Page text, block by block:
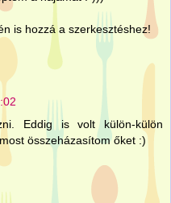
is hozzá a szerkesztéshez!
Eddig is volt külön-külön
összeházasítom őket :)